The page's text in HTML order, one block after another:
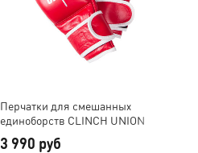
Перчатки для смешанных
единоборств CLINCH UNION
3 990 руб